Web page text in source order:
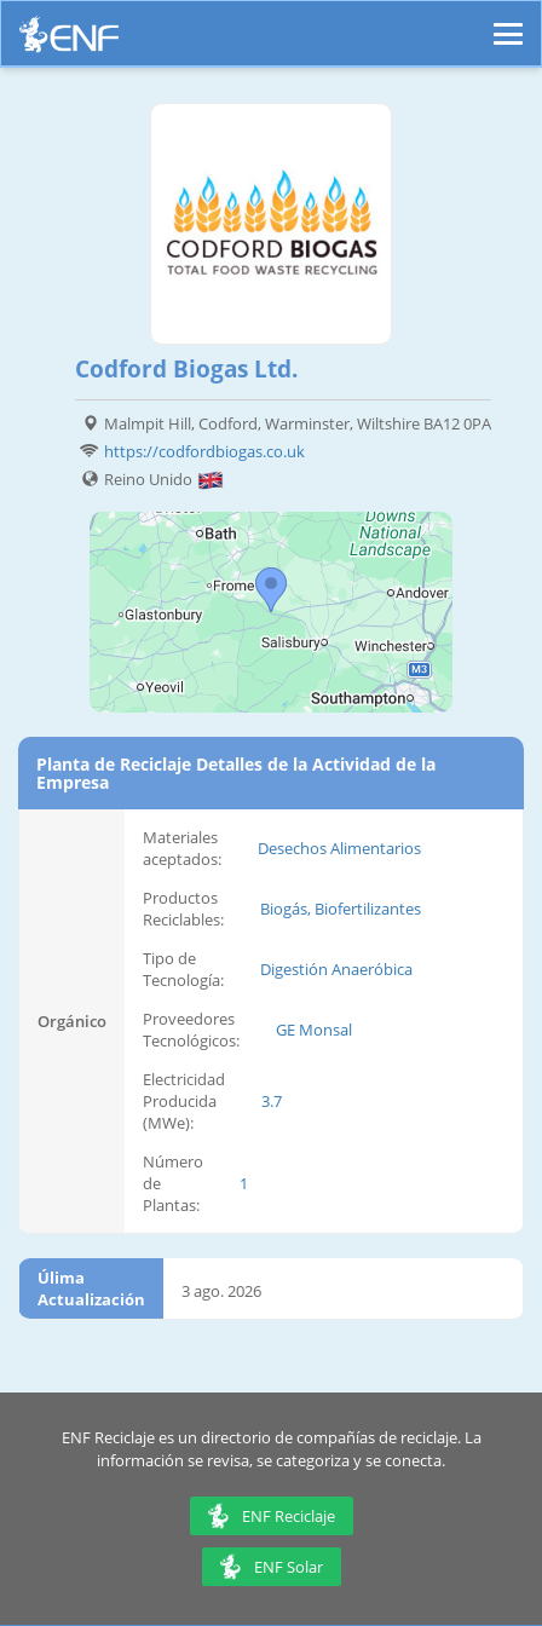
Codford Biogas Ltd.
Malmpit Hill, Codford, Warminster, Wiltshire BA12 0PA
https://codfordbiogas.co.uk
Reino Unido
Planta de Reciclaje Detalles de la Actividad de la
Empresa
Orgánico
Materiales
aceptados:
Desechos Alimentarios
Productos
Reciclables:
Biogás, Biofertilizantes
Tipo de
Tecnología:
Digestión Anaeróbica
Proveedores
Tecnológicos:
GE Monsal
Electricidad
Producida
(MWe):
3.7
Número
de
Plantas:
1
Úlima
Actualización
3 ago. 2026
ENF Reciclaje es un directorio de compañías de reciclaje. La
información se revisa, se categoriza y se conecta.
ENF Reciclaje
ENF Solar